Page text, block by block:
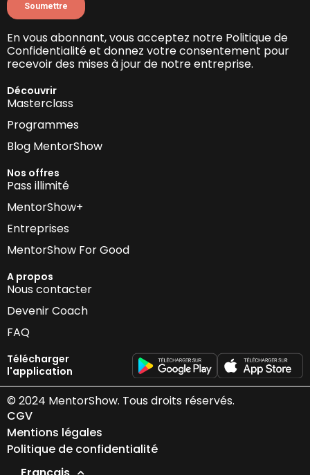
En vous abonnant, vous acceptez notre Politique de
Confidentialité et donnez votre consentement pour
recevoir des mises à jour de notre entreprise.
Découvrir
Masterclass
Programmes
Blog MentorShow
Nos offres
Pass illimité
MentorShow+
Entreprises
MentorShow For Good
A propos
Nous contacter
Devenir Coach
FAQ
Télécharger
l'application
© 2024 MentorShow. Tous droits réservés.
CGV
Mentions légales
Politique de confidentialité